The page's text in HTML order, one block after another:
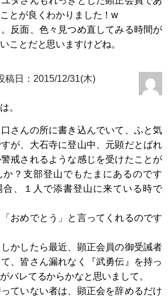
とが良くわかりました！w
反面、色々見つめ直してみる時間が
ことだと思いますけどね。
稿日：2015/12/31(木)
。
さんの所に書き込んでいて、ふと気
が、大石寺に登山中、元顕だとばれ
戒されるような感じを受けたことが
か？支部登山でもたまにあるのです
合、１人で添書登山に来ている時で
おめでとう」と言ってくれるのです
かしたら最近、顕正会員の御受誡者
、皆さん漏れなく『武勇伝』を持っ
バレてるからかなと思いまして。
ていない者は、顕正会を辞めるだけ